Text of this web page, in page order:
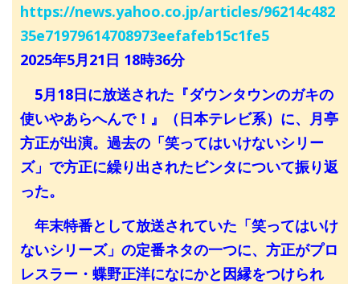
https://news.yahoo.co.jp/articles/96214c482
35e71979614708973eefafeb15c1fe5
2025年5月21日 18時36分
5月18日に放送された『ダウンタウンのガキの
使いやあらへんで！』（日本テレビ系）に、月亭
方正が出演。過去の「笑ってはいけないシリー
ズ」で方正に繰り出されたビンタについて振り返
った。
年末特番として放送されていた「笑ってはいけ
ないシリーズ」の定番ネタの一つに、方正がプロ
レスラー・蝶野正洋になにかと因縁をつけられ